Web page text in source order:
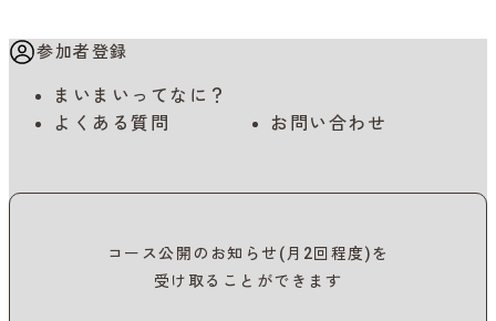
参加者登録
まいまいってなに？
よくある質問
お問い合わせ
コース公開のお知らせ(月2回程度)を
受け取ることができます